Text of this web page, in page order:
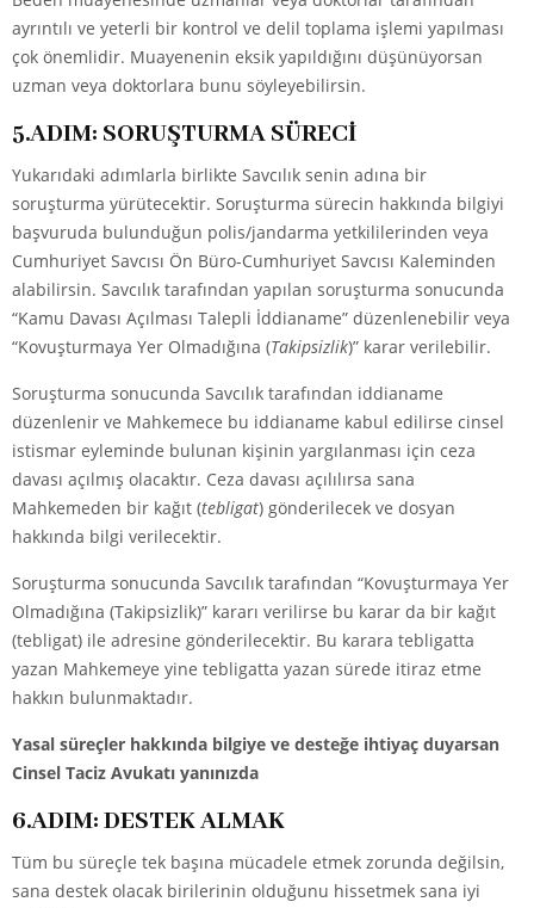
ayrıntılı ve yeterli bir kontrol ve delil toplama işlemi yapılması
çok önemlidir. Muayenenin eksik yapıldığını düşünüyorsan
uzman veya doktorlara bunu söyleyebilirsin.
5.ADIM: SORUŞTURMA SÜRECİ
Yukarıdaki adımlarla birlikte Savcılık senin adına bir
soruşturma yürütecektir. Soruşturma sürecin hakkında bilgiyi
başvuruda bulunduğun polis/jandarma yetkililerinden veya
Cumhuriyet Savcısı Ön Büro-Cumhuriyet Savcısı Kaleminden
alabilirsin. Savcılık tarafından yapılan soruşturma sonucunda
“Kamu Davası Açılması Talepli İddianame” düzenlenebilir veya
“Kovuşturmaya Yer Olmadığına (Takipsizlik)” karar verilebilir.
Soruşturma sonucunda Savcılık tarafından iddianame
düzenlenir ve Mahkemece bu iddianame kabul edilirse cinsel
istismar eyleminde bulunan kişinin yargılanması için ceza
davası açılmış olacaktır. Ceza davası açılılırsa sana
Mahkemeden bir kağıt (tebligat) gönderilecek ve dosyan
hakkında bilgi verilecektir.
Soruşturma sonucunda Savcılık tarafından “Kovuşturmaya Yer
Olmadığına (Takipsizlik)” kararı verilirse bu karar da bir kağıt
(tebligat) ile adresine gönderilecektir. Bu karara tebligatta
yazan Mahkemeye yine tebligatta yazan sürede itiraz etme
hakkın bulunmaktadır.
Yasal süreçler hakkında bilgiye ve desteğe ihtiyaç duyarsan
Cinsel Taciz Avukatı yanınızda
6.ADIM: DESTEK ALMAK
Tüm bu süreçle tek başına mücadele etmek zorunda değilsin,
sana destek olacak birilerinin olduğunu hissetmek sana iyi